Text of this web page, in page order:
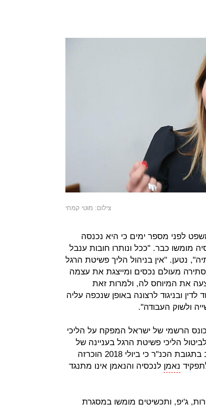
צילום: מוטי קמחי
לפני מספר ימים כי היא נכנסה
מומשו כבר. "ככל ונותרו חובות ענבל
נטען. "אין בניהול הליך פשיטת הרגל
מעולם נכסים ומייצגת את עצמה
את המיוחס לה, ולמרות זאת
ובניגוד לרצונה באופן שנכפה עליה
ולשוק העבודה".
הרשמי של ישראל המפקח על הליכי
הליכי פשיטת הרגל בעניינה של
ענבל אור ללא מתן צו הפטר. עו"ד בריל כתב בתגובת הכנ"ר כי ביולי 2018 הוכרזה
נאמן לנכסיה והנאמן אינו מתנגד
ג'יפ, ותכשיטים מומשו במסגרת